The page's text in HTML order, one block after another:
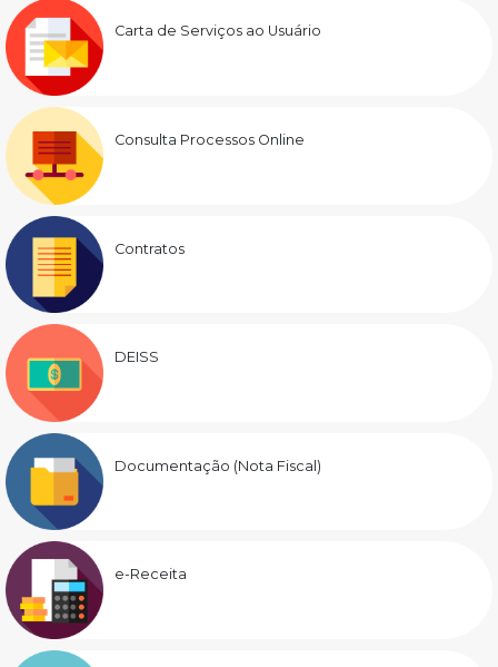
Carta de Serviços ao Usuário
Consulta Processos Online
Contratos
DEISS
Documentação (Nota Fiscal)
e-Receita